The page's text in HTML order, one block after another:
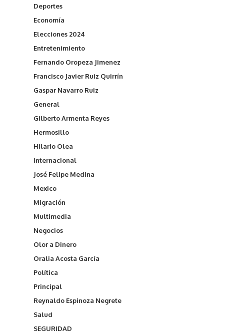
Deportes
Economía
Elecciones 2024
Entretenimiento
Fernando Oropeza Jimenez
Francisco Javier Ruiz Quirrín
Gaspar Navarro Ruiz
General
Gilberto Armenta Reyes
Hermosillo
Hilario Olea
Internacional
José Felipe Medina
Mexico
Migración
Multimedia
Negocios
Olor a Dinero
Oralia Acosta García
Política
Principal
Reynaldo Espinoza Negrete
Salud
SEGURIDAD